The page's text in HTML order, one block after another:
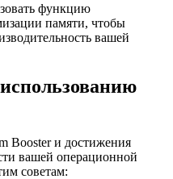
функцию
памяти, чтобы
вашей
Booster и достижения
вашей операционной
советам: